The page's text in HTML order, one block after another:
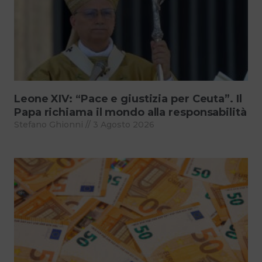
Leone XIV: “Pace e giustizia per Ceuta”. Il
Papa richiama il mondo alla responsabilità
Stefano Ghionni 3 Agosto 2026